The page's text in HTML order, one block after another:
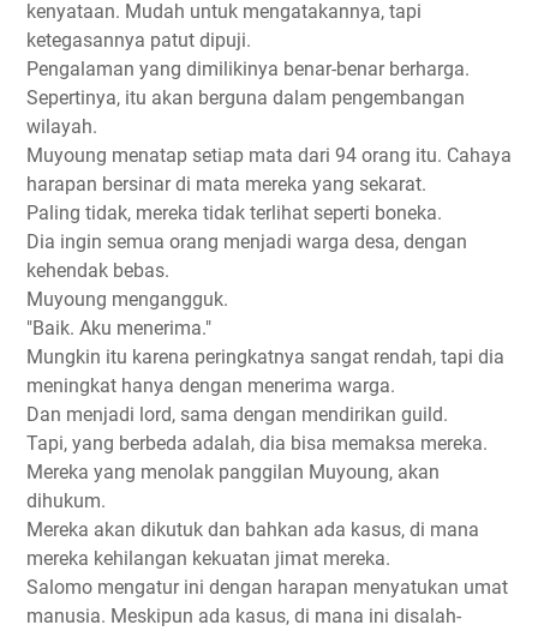
kenyataan. Mudah untuk mengatakannya, tapi
ketegasannya patut dipuji.
Pengalaman yang dimilikinya benar-benar berharga.
Sepertinya, itu akan berguna dalam pengembangan
wilayah.
Muyoung menatap setiap mata dari 94 orang itu. Cahaya
harapan bersinar di mata mereka yang sekarat.
Paling tidak, mereka tidak terlihat seperti boneka.
Dia ingin semua orang menjadi warga desa, dengan
kehendak bebas.
Muyoung mengangguk.
"Baik. Aku menerima."
Mungkin itu karena peringkatnya sangat rendah, tapi dia
meningkat hanya dengan menerima warga.
Dan menjadi lord, sama dengan mendirikan guild.
Tapi, yang berbeda adalah, dia bisa memaksa mereka.
Mereka yang menolak panggilan Muyoung, akan
dihukum.
Mereka akan dikutuk dan bahkan ada kasus, di mana
mereka kehilangan kekuatan jimat mereka.
Salomo mengatur ini dengan harapan menyatukan umat
manusia. Meskipun ada kasus, di mana ini disalah-